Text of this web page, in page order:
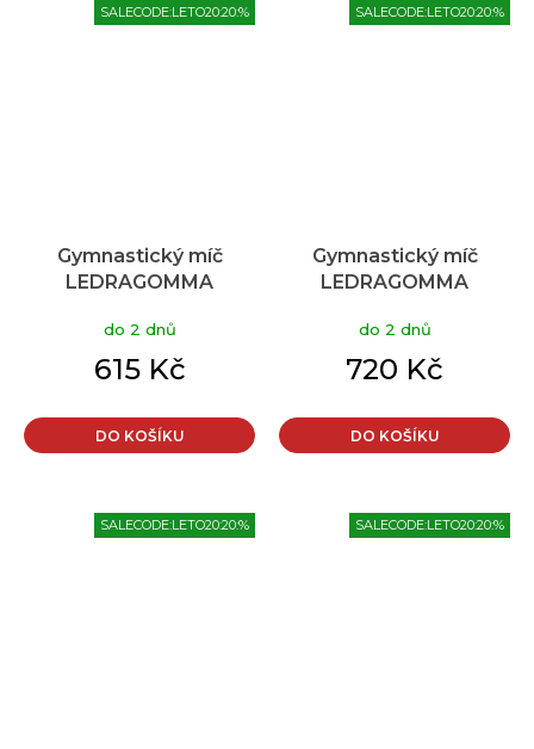
SALECODE:LETO20:20:%
Gymnastický míč
LEDRAGOMMA
Ball BioBased 65 cm
limetková
do 2 dnů
615 Kč
DO KOŠÍKU
SALECODE:LETO20:20:%
Gymnastický míč
LEDRAGOMMA
Ball BioBased 75 cm
limetková
do 2 dnů
720 Kč
DO KOŠÍKU
SALECODE:LETO20:20:% SALECODE:LETO20:20:%